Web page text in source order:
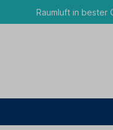
Raumluft in bester